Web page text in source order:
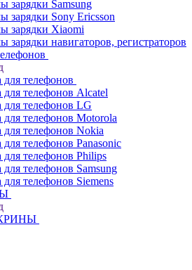
зарядки Samsung
зарядки Sony Ericsson
зарядки Xiaomi
зарядки навигаторов, регистраторов
для телефонов
для телефонов Alcatel
для телефонов LG
для телефонов Motorola
для телефонов Nokia
для телефонов Panasonic
для телефонов Philips
для телефонов Samsung
для телефонов Siemens